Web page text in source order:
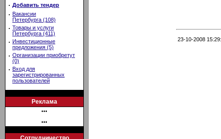
· Добавить тендер
· Вакансии
Петербурга (108)
· Товары и услуги
Петербурга (411)
· Инвестиционные
предложения (5)
· Организации приобретут
(0)
· Вход для
зарегистрированных
пользователей
Реклама
•••
•••
23-10-2008